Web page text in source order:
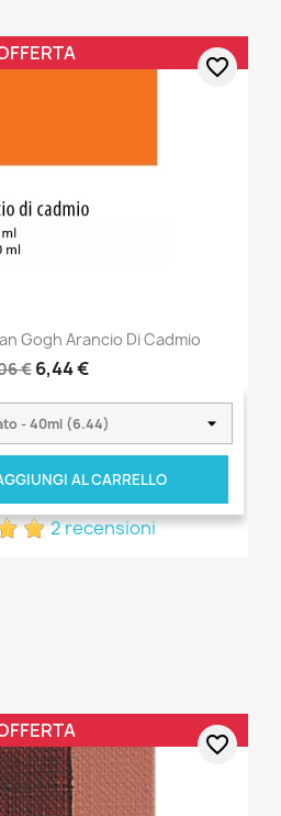
Gogh Arancio Di Cadmio
€ 6,44 €
AL CARRELLO
2 recensioni
favorite_border
favorite_border